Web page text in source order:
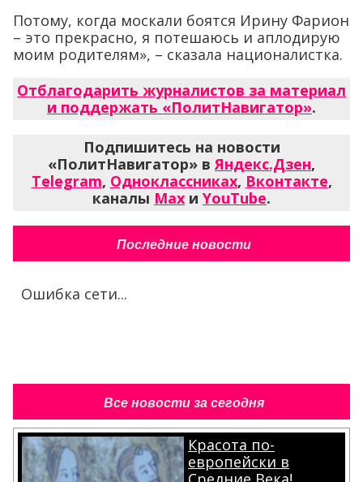
Потому, когда москали боятся Ирину Фарион
– это прекрасно, я потешаюсь и аплодирую
моим родителям», – сказала националистка.
Отблагодарить журналистов за материал
и поддержать «ПолитНавигатор».
Подпишитесь на новости
«ПолитНавигатор» вЯндекс.Дзен,
Telegram, Одноклассниках, Вконтакте,
каналы Max и YouTube.
Последние новости
Ошибка сети...
Все новости за сегодня
Красота по-
европейски в